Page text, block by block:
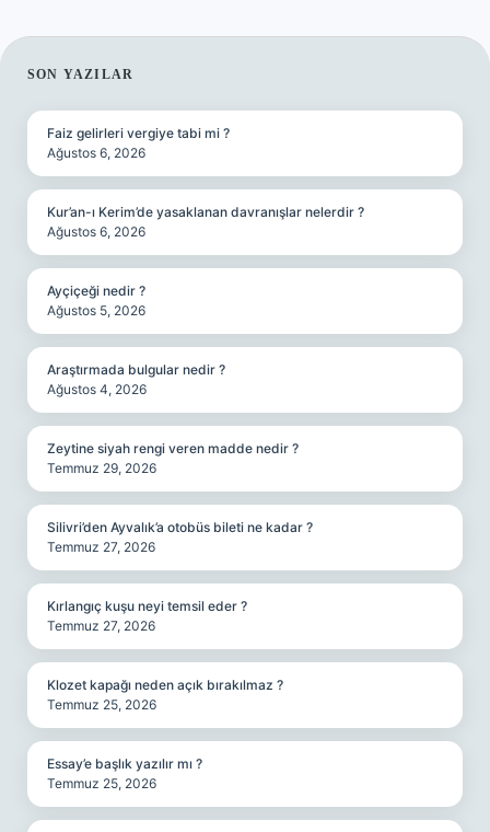
SIDEBAR
SON YAZILAR
Faiz gelirleri vergiye tabi mi ?
Ağustos 6, 2026
Kur’an-ı Kerim’de yasaklanan davranışlar nelerdir ?
Ağustos 6, 2026
Ayçiçeği nedir ?
Ağustos 5, 2026
Araştırmada bulgular nedir ?
Ağustos 4, 2026
Zeytine siyah rengi veren madde nedir ?
Temmuz 29, 2026
Silivri’den Ayvalık’a otobüs bileti ne kadar ?
Temmuz 27, 2026
Kırlangıç kuşu neyi temsil eder ?
Temmuz 27, 2026
Klozet kapağı neden açık bırakılmaz ?
Temmuz 25, 2026
Essay’e başlık yazılır mı ?
Temmuz 25, 2026